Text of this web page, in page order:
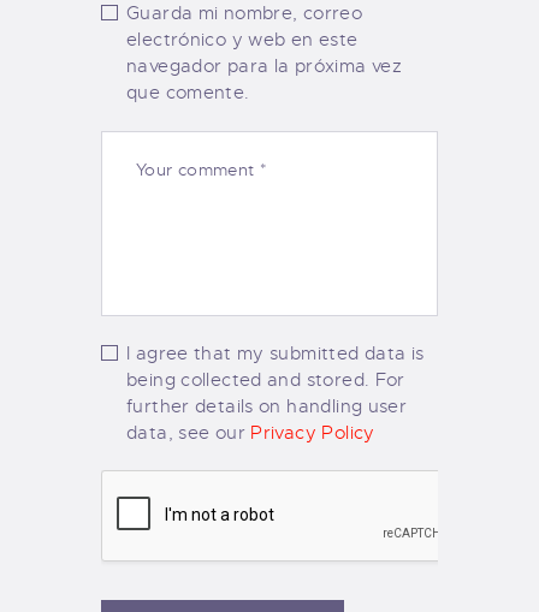
Guarda mi nombre, correo
electrónico y web en este
navegador para la próxima vez
que comente.
I agree that my submitted data is
being collected and stored. For
further details on handling user
data, see our Privacy Policy